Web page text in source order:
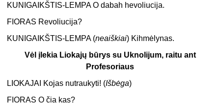
KUNIGAIKŠTIS-LEMPA O dabah hevoliucija.
FIORAS Revoliucija?
KUNIGAIKŠTIS-LEMPA (neaiškiai) Kihmėlynas.
Vėl įlekia Liokajų būrys su Uknolijum, raitu ant
Profesoriaus
LIOKAJAI Kojas nutraukyti! (Išbėga)
FIORAS O čia kas?